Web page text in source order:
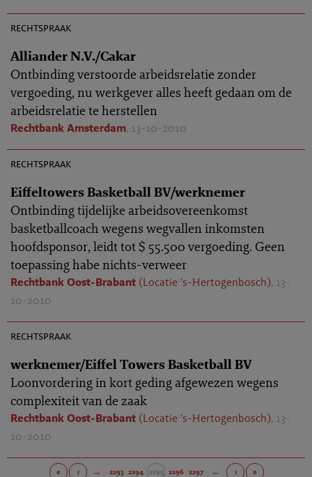
rechtspraak
Alliander N.V./Cakar
Ontbinding verstoorde arbeidsrelatie zonder
vergoeding, nu werkgever alles heeft gedaan om de
arbeidsrelatie te herstellen
Rechtbank Amsterdam, 13-10-2010
rechtspraak
Eiffeltowers Basketball BV/werknemer
Ontbinding tijdelijke arbeidsovereenkomst
basketballcoach wegens wegvallen inkomsten
hoofdsponsor, leidt tot $ 55.500 vergoeding. Geen
toepassing habe nichts-verweer
Rechtbank Oost-Brabant (Locatie 's-Hertogenbosch), 13-
10-2010
rechtspraak
werknemer/Eiffel Towers Basketball BV
Loonvordering in kort geding afgewezen wegens
complexiteit van de zaak
Rechtbank Oost-Brabant (Locatie 's-Hertogenbosch), 13-
10-2010
« ‹ … 2293 2294 2295 2296 2297 … › »